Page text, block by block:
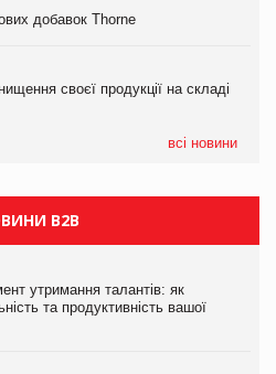
добавок Thorne
своєї продукції на складі
всі новини
добавок Thorne
своєї продукції на складі
добавок Thorne
своєї продукції на складі
B2B
утримання талантів: як
та продуктивність вашої